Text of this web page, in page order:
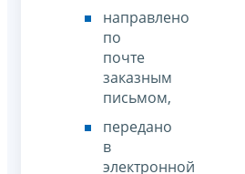
направлено
по
почте
заказным
письмом,
передано
в
электронной